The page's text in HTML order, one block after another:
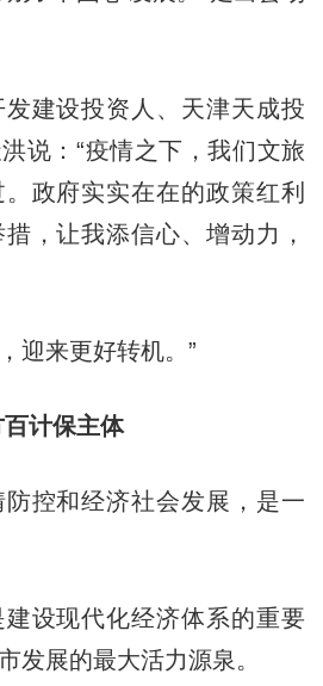
设投资人、天津天成投
说：“疫情之下，我们文旅
政府实实在在的政策红利
，让我添信心、增动力，
来更好转机。”
计保主体
和经济社会发展，是一
现代化经济体系的重要
发展的最大活力源泉。